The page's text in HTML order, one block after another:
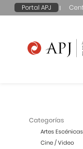
Portal APJ
Categorías
Artes Escénicas
Cine / Video